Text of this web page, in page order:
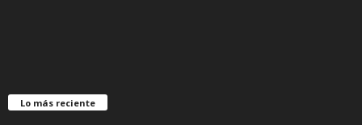
Lo más reciente